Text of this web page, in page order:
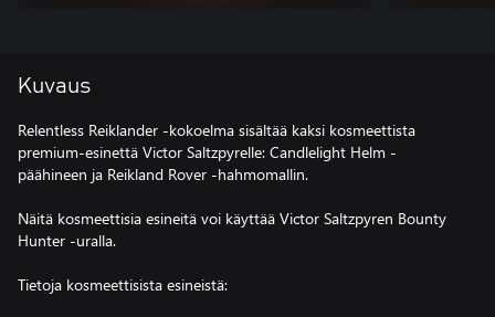
Kuvaus
Relentless Reiklander -kokoelma sisältää kaksi kosmeettista
premium-esinettä Victor Saltzpyrelle: Candlelight Helm -
päähineen ja Reikland Rover -hahmomallin.
Näitä kosmeettisia esineitä voi käyttää Victor Saltzpyren Bounty
Hunter -uralla.
Tietoja kosmeettisista esineistä: